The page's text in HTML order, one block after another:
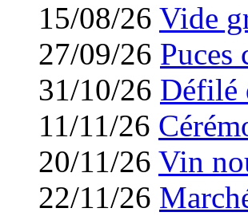
15/08/26 Vide
27/09/26 Puces
31/10/26 Défilé
11/11/26
20/11/26 Vin
22/11/26